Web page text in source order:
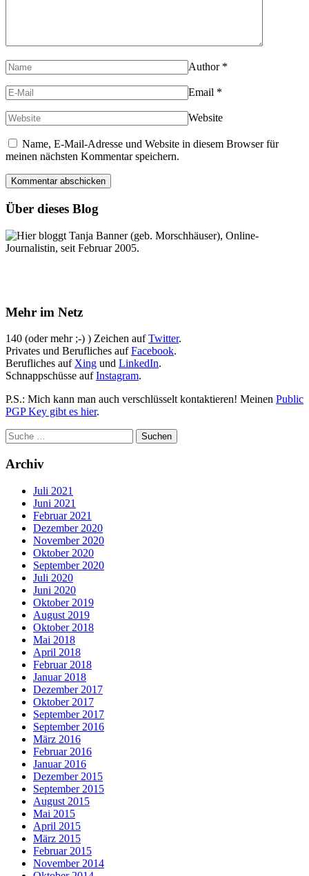
Author *
Email *
Website
Name, E-Mail-Adresse und Website in diesem Browser für
meinen nächsten Kommentar speichern.
Über dieses Blog
Hier bloggt Tanja Banner (geb. Morschhäuser), Online-
Journalistin, seit Februar 2005.
Mehr im Netz
140 (oder mehr ;-) ) Zeichen aufTwitter.
Privates und Berufliches aufFacebook.
Berufliches auf Xing und LinkedIn.
Schnappschüsse aufInstagram.
P.S.: Mich kann man auch verschlüsselt kontaktieren! Meinen Public
PGP Key gibt es hier.
Archiv
Juli 2021
Juni 2021
Februar 2021
Dezember 2020
November 2020
Oktober 2020
September 2020
Juli 2020
Juni 2020
Oktober 2019
August 2019
Oktober 2018
Mai 2018
April 2018
Februar 2018
Januar 2018
Dezember 2017
Oktober 2017
September 2017
September 2016
März 2016
Februar 2016
Januar 2016
Dezember 2015
September 2015
August 2015
Mai 2015
April 2015
März 2015
Februar 2015
November 2014